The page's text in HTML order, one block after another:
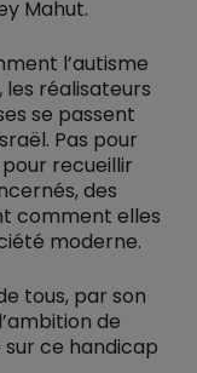
Mahut.
l’autisme
réalisateurs
se passent
Pas pour
recueillir
des
comment elles
moderne.
tous, par son
de
ce handicap